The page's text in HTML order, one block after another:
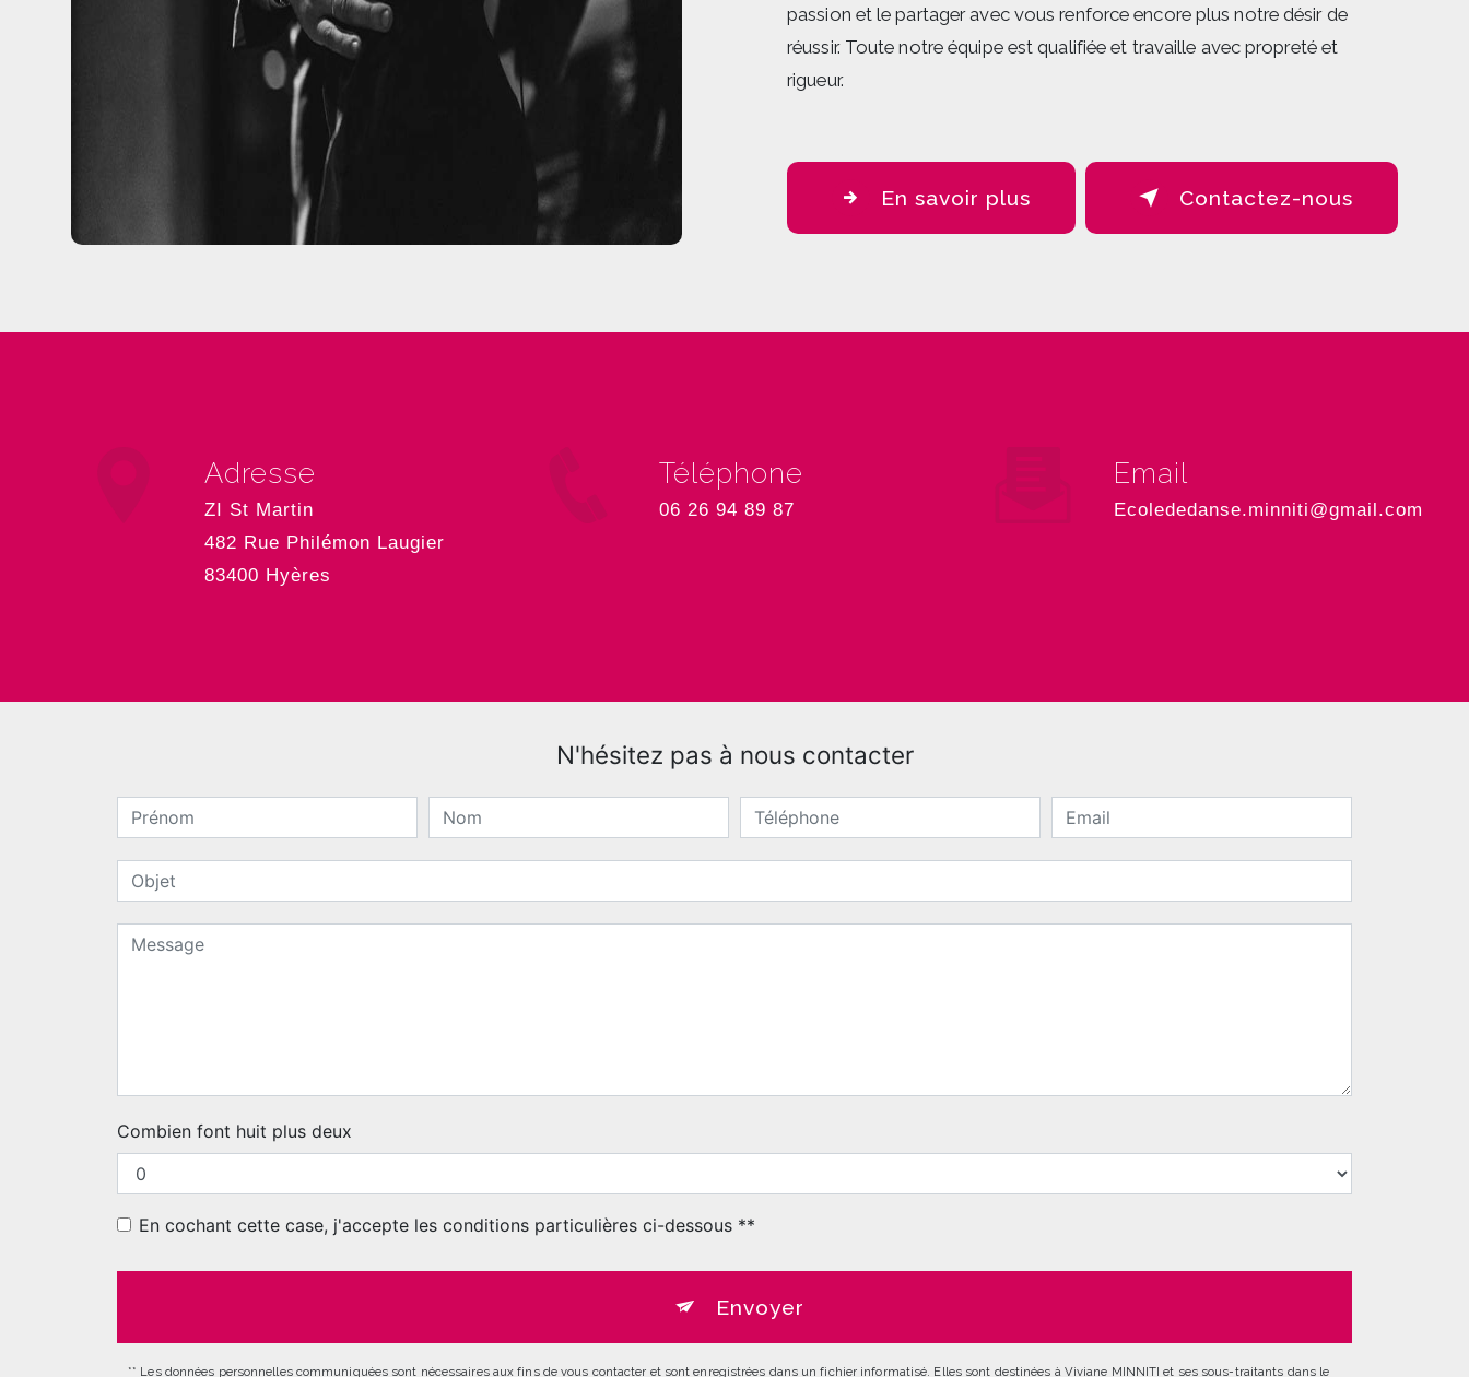
passion et le partager avec vous renforce encore plus notre désir de
réussir. Toute notre équipe est qualifiée et travaille avec propreté et
rigueur.
En savoir plus Contactez-nous
Adresse
ZI St Martin
482 Rue Philémon Laugier
83400 Hyères
Téléphone
06 26 94 89 87
Email
ecolededanse.minniti@gmail.com
N'hésitez pas à nous contacter
Combien font huit plus deux
En cochant cette case, j'accepte les conditions particulières ci-dessous **
Envoyer
** Les données personnelles communiquées sont nécessaires aux fins de vous contacter et sont enregistrées dans un fichier informatisé. Elles sont destinées à Viviane MINNITI et ses sous-traitants dans le